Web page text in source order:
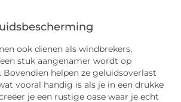
ook dienen als windbrekers,
stuk aangenamer wordt op
helpen ze geluidsoverlast
vooral handig is als je in een drukke
je een rustige oase waar je echt